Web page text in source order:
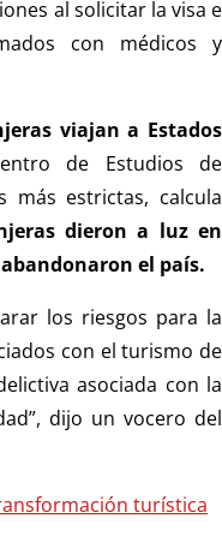
al solicitar la visa e
con médicos y
viajan a Estados
de Estudios de
más estrictas, calcula
dieron a luz en
el país.
los riesgos para la
con el turismo de
asociada con la
dijo un vocero del
turística